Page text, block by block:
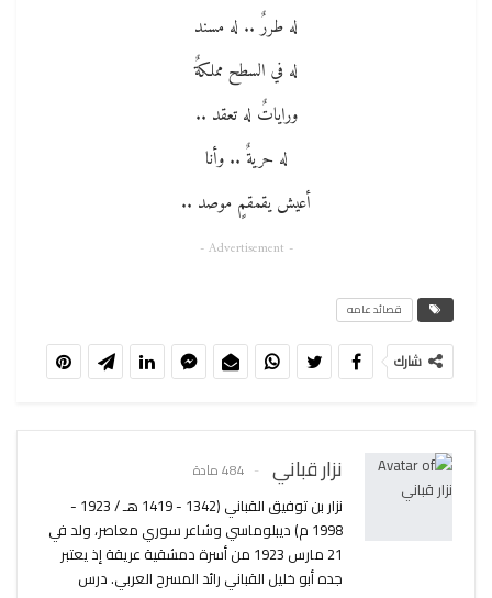
له طررٌ .. له مسند
له في السطح مملكةٌ
وراياتٌ له تعقد ..
له حريةٌ .. وأنا
أعيش يقمقمٍ موصد ..
- Advertisement -
قصائد عامه
شارك
نزار قباني 484 مادة
نزار بن توفيق القباني (1342 - 1419 هـ / 1923 -
1998 م) ديبلوماسي وشاعر سوري معاصر، ولد في
21 مارس 1923 من أسرة دمشقية عريقة إذ يعتبر
جده أبو خليل القباني رائد المسرح العربي. درس